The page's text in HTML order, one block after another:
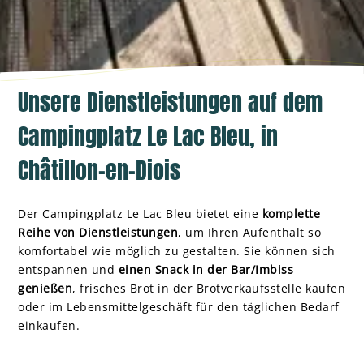
Unsere Dienstleistungen auf dem
Campingplatz Le Lac Bleu, in
Châtillon-en-Diois
Der Campingplatz Le Lac Bleu bietet eine komplette
Reihe von Dienstleistungen, um Ihren Aufenthalt so
komfortabel wie möglich zu gestalten. Sie können sich
entspannen und einen Snack in der Bar/Imbiss
genießen, frisches Brot in der Brotverkaufsstelle kaufen
oder im Lebensmittelgeschäft für den täglichen Bedarf
einkaufen.